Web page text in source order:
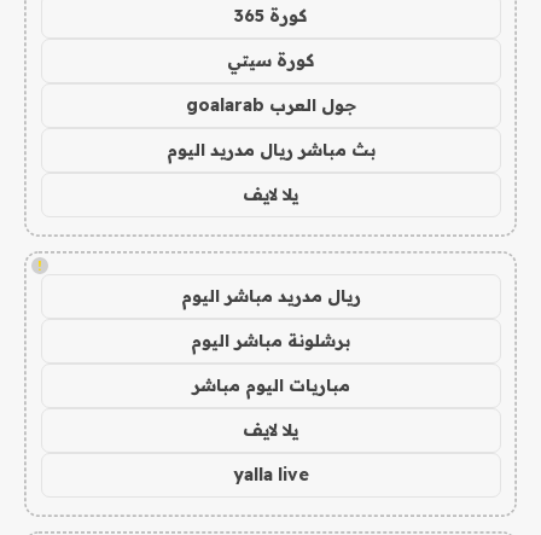
كورة 365
كورة سيتي
جول العرب goalarab
بث مباشر ريال مدريد اليوم
يلا لايف
!
ريال مدريد مباشر اليوم
برشلونة مباشر اليوم
مباريات اليوم مباشر
يلا لايف
yalla live